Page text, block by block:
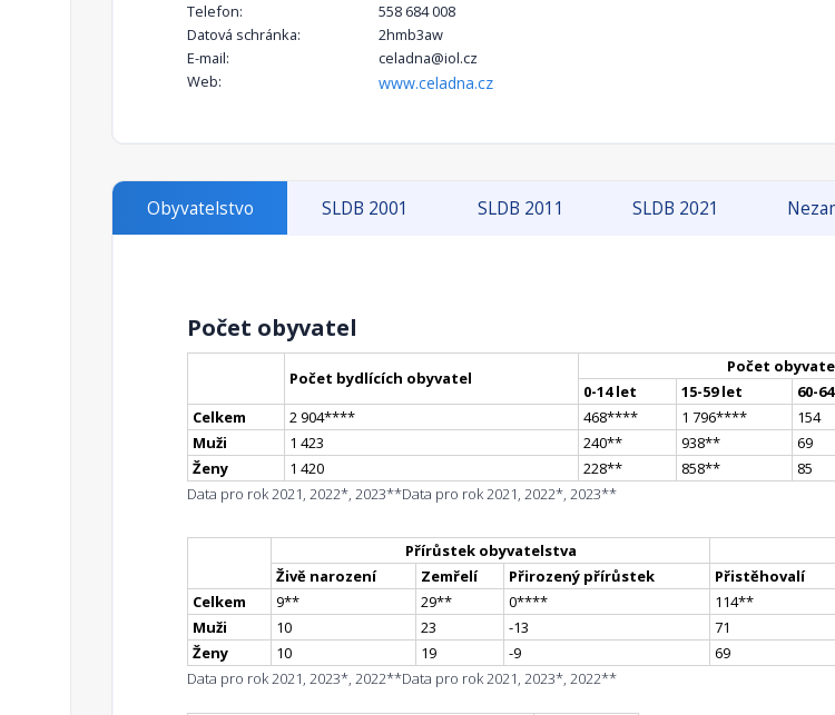
Telefon:
558 684 008
Datová schránka:
2hmb3aw
E-mail:
celadna@iol.cz
Web:
www.celadna.cz
Obyvatelstvo SLDB 2001 SLDB 2011 SLDB 2021
Počet obyvatel
Počet bydlících obyvatel
Počet
0-14 let 15-59 let 60-
Celkem
2 904**** 468**** 1 796**** 154
Muži
1 423 240** 938** 69
Ženy
1 420 228** 858** 85
Data pro rok 2021, 2022*, 2023**Data pro rok 2021, 2022*, 2023**
Přírůstek obyvatelstva
Živě narození Zemřelí Přirozený přírůstek Přistěhovalí
Celkem
9** 29** 0**** 114**
Muži
10 23 -13 71
Ženy
10 19 -9 69
Data pro rok 2021, 2023*, 2022**Data pro rok 2021, 2023*, 2022**